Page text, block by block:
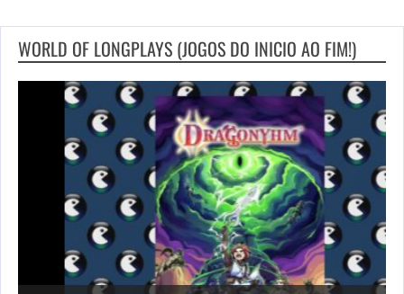
WORLD OF LONGPLAYS (JOGOS DO INICIO AO FIM!)